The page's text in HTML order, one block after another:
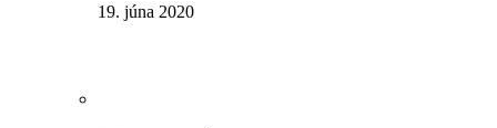
19. júna 2020